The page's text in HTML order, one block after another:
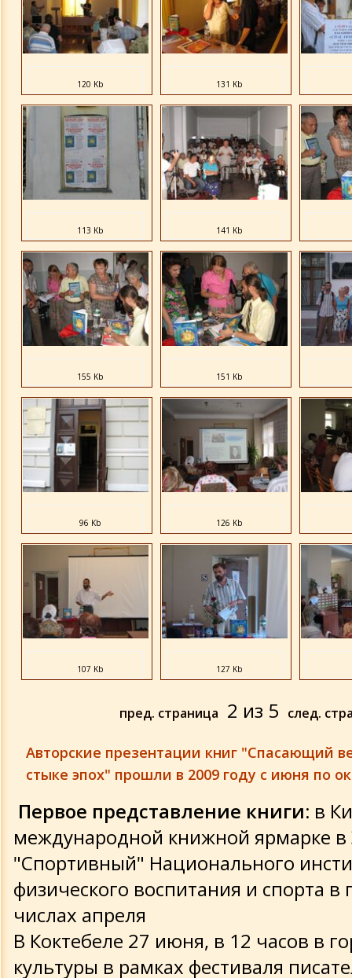
120 Kb 131 Kb
113 Kb 141 Kb
155 Kb 151 Kb
96 Kb 126 Kb
107 Kb 127 Kb
пред. страница 2 из 5 след.
Авторские презентации книг "Спасающий
стыке эпох" прошли в 2009 году с июня по
Первое представление книги: в
международной книжной ярмарке в
"Спортивный" Национального
физического воспитания и спорта в
числах апреля
В Коктебеле 27 июня, в 12 часов в
культуры в рамках фестиваля